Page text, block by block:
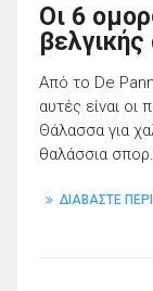
Οι 6
βελγικής
Από το De
αυτές είναι οι
Θάλασσα για
θαλάσσια σπορ.
ΔΙΑΒΑΣΤΕ